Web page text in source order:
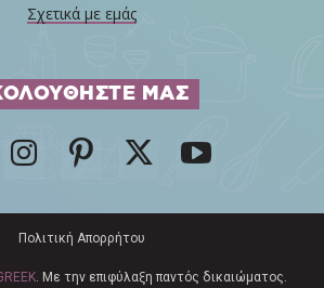
Σχετικά με εμάς
ΜΑΣ
Πολιτική Απορρήτου
. Με την επιφύλαξη παντός δικαιώματος.